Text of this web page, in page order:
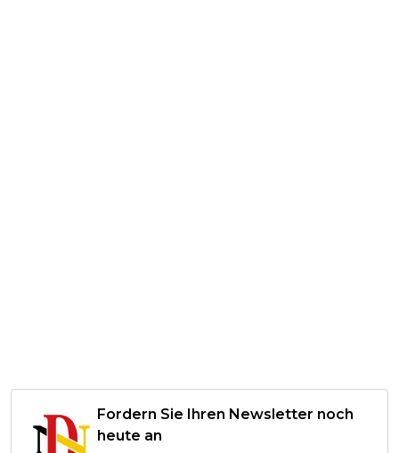
Fordern Sie Ihren Newsletter noch
heute an